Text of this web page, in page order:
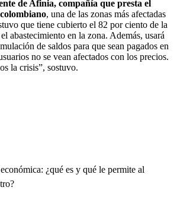
de Afinia, compañía que presta el
, una de las zonas más afectadas
que tiene cubierto el 82 por ciento de la
abastecimiento en la zona. Además, usará
de saldos para que sean pagados en
no se vean afectados con los precios.
la crisis”, sostuvo.
¿qué es y qué le permite al